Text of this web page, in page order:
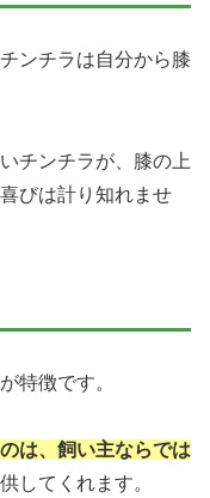
ンチラは自分から膝
チンチラが、膝の上
びは計り知れませ
特徴です。
は、飼い主ならでは
してくれます。